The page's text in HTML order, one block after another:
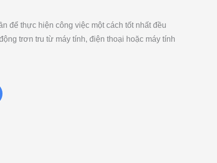
để thực hiện công việc một cách tốt nhất đều
trơn tru từ máy tính, điện thoại hoặc máy tính